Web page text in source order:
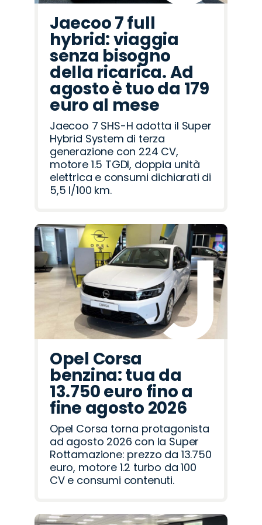
Jaecoo 7 full
hybrid: viaggia
senza bisogno
della ricarica. Ad
agosto è tuo da 179
euro al mese
Jaecoo 7 SHS-H adotta il Super
Hybrid System di terza
generazione con 224 CV,
motore 1.5 TGDI, doppia unità
elettrica e consumi dichiarati di
5,5 l/100 km.
Opel Corsa
benzina: tua da
13.750 euro fino a
fine agosto 2026
Opel Corsa torna protagonista
ad agosto 2026 con la Super
Rottamazione: prezzo da 13.750
euro, motore 1.2 turbo da 100
CV e consumi contenuti.